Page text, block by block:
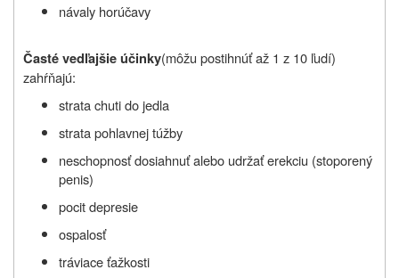
návaly horúčavy
Časté vedľajšie účinky(môžu postihnúť až 1 z 10 ľudí)
zahŕňajú:
strata chuti do jedla
strata pohlavnej túžby
neschopnosť dosiahnuť alebo udržať erekciu (stoporený
penis)
pocit depresie
ospalosť
tráviace ťažkosti